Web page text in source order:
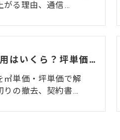
がる理由、通信…
整体院の原状回復費用はいくら？坪単価・㎡単価と業態特有の注意点を解説
㎡単価・坪単価で解
りの撤去、契約書…